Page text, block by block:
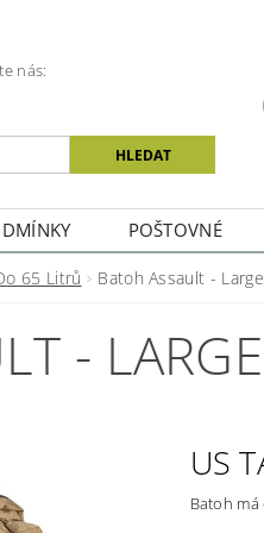
nás:
POŠTOVNÉ
65 Litrů Batoh Assault -
-
US
Batoh